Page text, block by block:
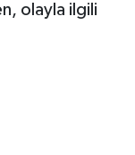
olayla ilgili